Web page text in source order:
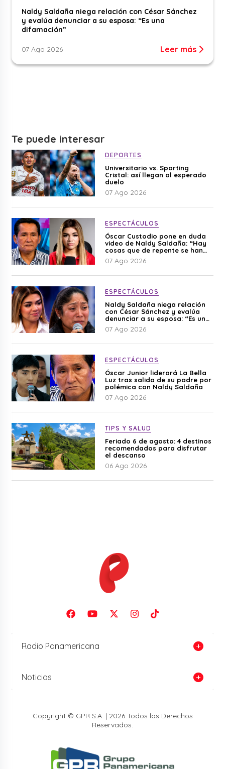
Naldy Saldaña niega relación con César Sánchez
y evalúa denunciar a su esposa: “Es una
difamación”
07 Ago 2026 Leer más
Te puede interesar
DEPORTES
Universitario vs. Sporting
Cristal: así llegan al esperado
duelo
07 Ago 2026
ESPECTÁCULOS
Óscar Custodio pone en duda
video de Naldy Saldaña: “Hay
cosas que de repente se han
editado”
07 Ago 2026
ESPECTÁCULOS
Naldy Saldaña niega relación
con César Sánchez y evalúa
denunciar a su esposa: “Es una
difamación”
07 Ago 2026
ESPECTÁCULOS
Óscar Junior liderará La Bella
Luz tras salida de su padre por
polémica con Naldy Saldaña
07 Ago 2026
TIPS Y SALUD
Feriado 6 de agosto: 4 destinos
recomendados para disfrutar
el descanso
06 Ago 2026
Radio Panamericana
Noticias
Copyright © GPR S.A. | 2026 Todos los Derechos
Reservados.